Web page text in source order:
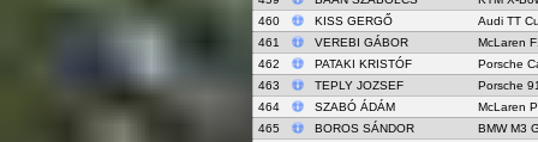
460
KISS GERGŐ
Audi TT
461
VEREBI GÁBOR
McLaren
462
PATAKI KRISTÓF
Porsche
463
TEPLY JOZSEF
Porsche
464
SZABÓ ÁDÁM
McLaren
465
BOROS SÁNDOR
BMW M3